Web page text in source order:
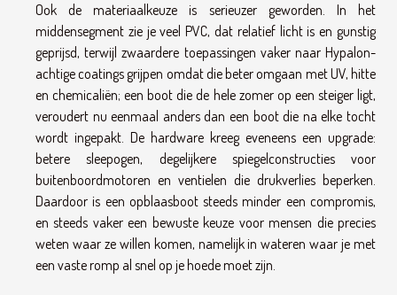
Ook de materiaalkeuze is serieuzer geworden. In het
middensegment zie je veel PVC, dat relatief licht is en gunstig
geprijsd, terwijl zwaardere toepassingen vaker naar Hypalon-
achtige coatings grijpen omdat die beter omgaan met UV, hitte
en chemicaliën; een boot die de hele zomer op een steiger ligt,
veroudert nu eenmaal anders dan een boot die na elke tocht
wordt ingepakt. De hardware kreeg eveneens een upgrade:
betere sleepogen, degelijkere spiegelconstructies voor
buitenboordmotoren en ventielen die drukverlies beperken.
Daardoor is een opblaasboot steeds minder een compromis,
en steeds vaker een bewuste keuze voor mensen die precies
weten waar ze willen komen, namelijk in wateren waar je met
een vaste romp al snel op je hoede moet zijn.